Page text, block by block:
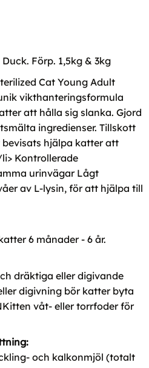
Förp. 1,5kg & 3kg
Cat Young Adult
vikthanteringsformula
att hålla sig slanka. Gjord
ingredienser. Tillskott
hjälpa katter att
Kontrollerade
urinvägar Lågt
av L-lysin, för att hjälpa till
6 månader - 6 år.
dräktiga eller digivande
digivning bör katter byta
Kitten våt- eller torrfoder för
och kalkonmjöl (totalt